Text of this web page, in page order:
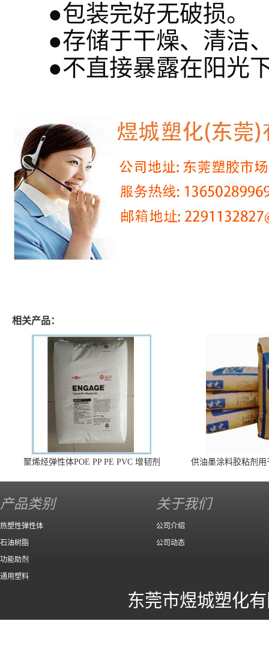
●包装完好无破损。
●存储于干燥、清洁
●不直接暴露在阳光
相关产品：
聚烯烃弹性体POE PP PE PVC 增韧剂
供油墨涂料胶粘剂
产品类别
热塑性弹性体
石油树脂
功能助剂
通用塑料
关于我们
公司介绍
公司动态
东莞市煜城塑化